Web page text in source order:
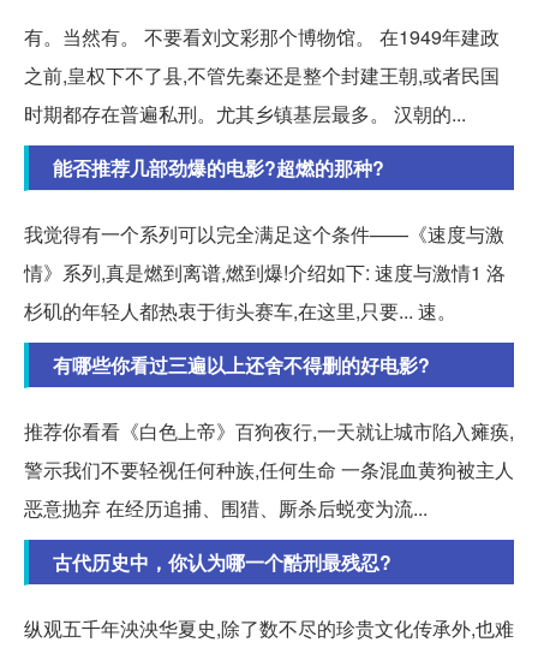
有。当然有。 不要看刘文彩那个博物馆。 在1949年建政
之前,皇权下不了县,不管先秦还是整个封建王朝,或者民国
时期都存在普遍私刑。尤其乡镇基层最多。 汉朝的...
能否推荐几部劲爆的电影?超燃的那种?
我觉得有一个系列可以完全满足这个条件——《速度与激
情》系列,真是燃到离谱,燃到爆!介绍如下: 速度与激情1 洛
杉矶的年轻人都热衷于街头赛车,在这里,只要... 速。
有哪些你看过三遍以上还舍不得删的好电影?
推荐你看看《白色上帝》百狗夜行,一天就让城市陷入瘫痪,
警示我们不要轻视任何种族,任何生命 一条混血黄狗被主人
恶意抛弃 在经历追捕、围猎、厮杀后蜕变为流...
古代历史中，你认为哪一个酷刑最残忍?
纵观五千年泱泱华夏史,除了数不尽的珍贵文化传承外,也难